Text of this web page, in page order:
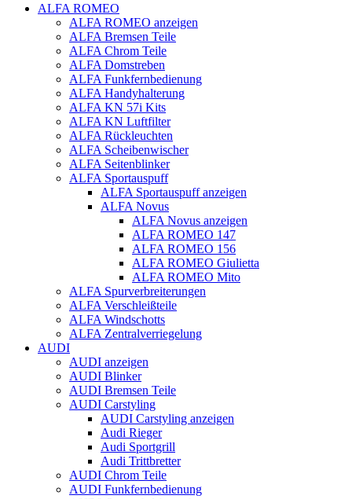
ALFA ROMEO
ALFA ROMEO anzeigen
ALFA Bremsen Teile
ALFA Chrom Teile
ALFA Domstreben
ALFA Funkfernbedienung
ALFA Handyhalterung
ALFA KN 57i Kits
ALFA KN Luftfilter
ALFA Rückleuchten
ALFA Scheibenwischer
ALFA Seitenblinker
ALFA Sportauspuff
ALFA Sportauspuff anzeigen
ALFA Novus
ALFA Novus anzeigen
ALFA ROMEO 147
ALFA ROMEO 156
ALFA ROMEO Giulietta
ALFA ROMEO Mito
ALFA Spurverbreiterungen
ALFA Verschleißteile
ALFA Windschotts
ALFA Zentralverriegelung
AUDI
AUDI anzeigen
AUDI Blinker
AUDI Bremsen Teile
AUDI Carstyling
AUDI Carstyling anzeigen
Audi Rieger
Audi Sportgrill
Audi Trittbretter
AUDI Chrom Teile
AUDI Funkfernbedienung